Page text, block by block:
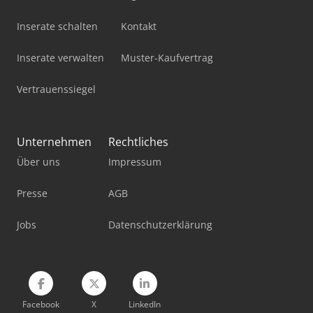
Holzkraft Kso 200 F
Holzkraft Zaa 2863 Af
Metallkraft Fsbm 1020-20 S2
Panhans 680/200
Rausch Gratomat 2000
Vollmer Cmf 200
Inserate schalten
Inserate verwalten
Vertrauenssiegel
Kontakt
Muster-Kaufvertrag
Unternehmen
Über uns
Presse
Jobs
Rechtliches
Impressum
AGB
Datenschutzerklärung
Facebook X LinkedIn